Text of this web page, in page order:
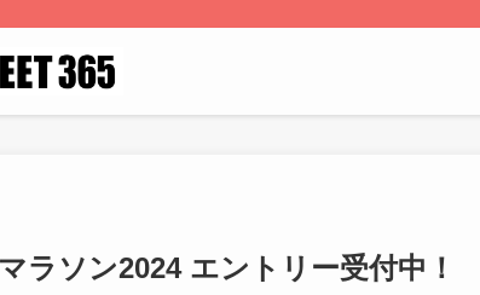
ラソン2024 エントリー受付中！